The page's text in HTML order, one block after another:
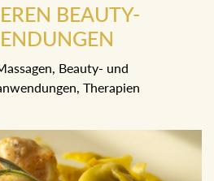
BEAUTY-
Beauty- und
Therapien